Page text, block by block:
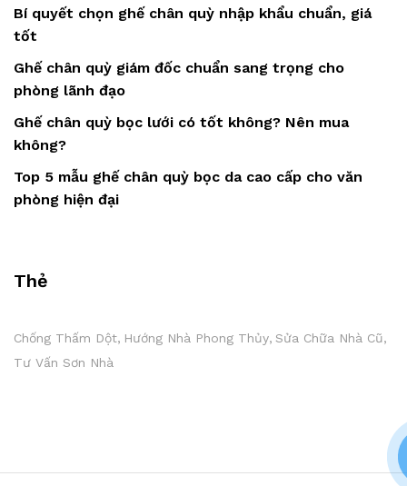
Bí quyết chọn ghế chân quỳ nhập khẩu chuẩn, giá
tốt
Ghế chân quỳ giám đốc chuẩn sang trọng cho
phòng lãnh đạo
Ghế chân quỳ bọc lưới có tốt không? Nên mua
không?
Top 5 mẫu ghế chân quỳ bọc da cao cấp cho văn
phòng hiện đại
Thẻ
Chống Thấm Dột Hướng Nhà Phong Thủy Sửa Chữa Nhà Cũ
Tư Vấn Sơn Nhà